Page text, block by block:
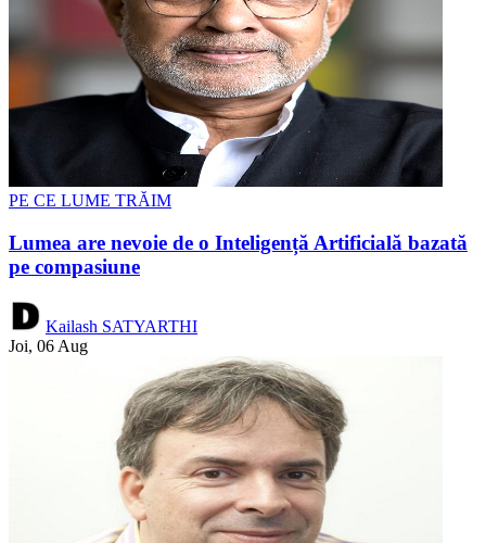
PE CE LUME TRĂIM
Lumea are nevoie de o Inteligență Artificială bazată
pe compasiune
Kailash SATYARTHI
Joi, 06 Aug